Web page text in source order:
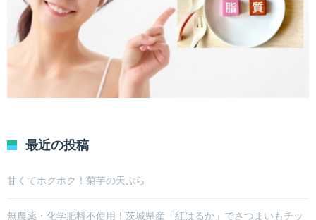
最近の投稿
甘くてホクホク！菊芋の天ぷら
無農薬・化学肥料不使用！茨城県産「紅はるか」でさつまいもチッ